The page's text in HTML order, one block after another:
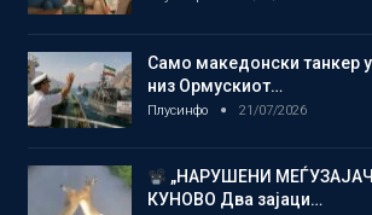
Само македонски танкер
низ Ормускиот…
Плусинфо 21/07/2026
„НАРУШЕНИ
КУНОВО Два зајаци…